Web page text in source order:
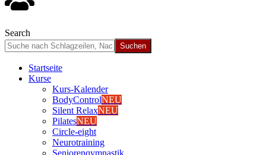
Search
Start­sei­te
Kur­se
Kurs-Kalen­­der
Body­Con­trolNEU
Silent RelaxNEU
Pila­tesNEU
Cir­cle-eight
Neu­ro­trai­ning